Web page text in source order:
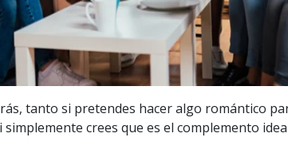
tanto si pretendes hacer algo romántico
crees que es el complemento